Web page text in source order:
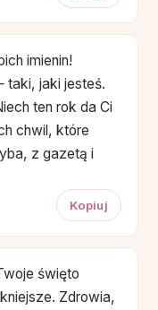
imienin!
taki, jaki jesteś.
ten rok da Ci
chwil, które
z gazetą i
Kopiuj
święto
Zdrowia,